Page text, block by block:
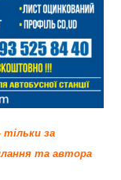
за
та автора